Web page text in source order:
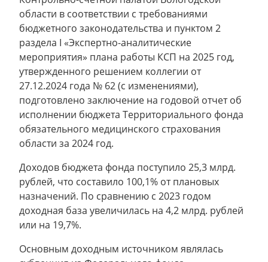
области в соответствии с требованиями
бюджетного законодательства и пунктом 2
раздела I «Экспертно-аналитические
мероприятия» плана работы КСП на 2025 год,
утвержденного решением коллегии от
27.12.2024 года № 62 (с изменениями),
подготовлено заключение на годовой отчет об
исполнении бюджета Территориального фонда
обязательного медицинского страхования
области за 2024 год.
Доходов бюджета фонда поступило 25,3 млрд.
рублей, что составило 100,1% от плановых
назначений. По сравнению с 2023 годом
доходная база увеличилась на 4,2 млрд. рублей
или на 19,7%.
Основным доходным источником являлась